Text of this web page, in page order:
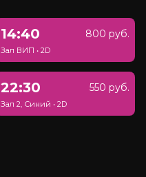
14:40 800 руб.
Зал ВИП • 2D
22:30 550 руб.
Зал 2, Синий • 2D